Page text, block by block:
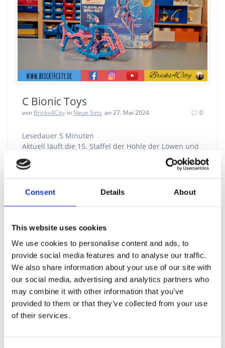
Consent Details About
This website uses cookies
We use cookies to personalise content and ads, to
provide social media features and to analyse our traffic.
We also share information about your use of our site with
our social media, advertising and analytics partners who
may combine it with other information that you’ve
provided to them or that they’ve collected from your use
of their services.
C Bionic Toys
von Bricks4City in Neue Sets an 27. Mai 2024 0
Lesedauer 5 Minuten
Aktuell läuft die 15. Staffel der Höhle der Löwen und
in den vergangen Wochen wurden dort die Flexbricks
vorgestellt, welche eventuell den
Idee von Produktdesigner und Erfinder Marcel
Wissensvermittlung durch flexible Klemmbausteine
erschaffen werden können. Während normale
Technic-Bricks die Knochen…
Weiterlesen